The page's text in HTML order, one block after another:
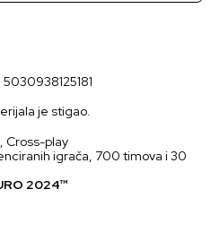
5030938125181
je stigao.
Cross-play
igrača, 700 timova i 30
2024™